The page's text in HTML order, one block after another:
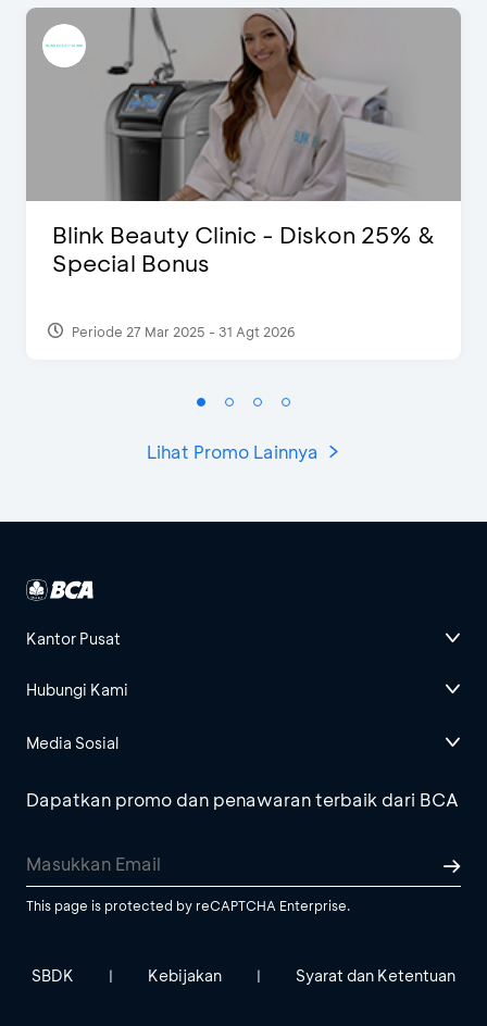
Blink Beauty Clinic - Diskon 25% &
Special Bonus
Periode 27 Mar 2025 - 31 Agt 2026
Lihat Promo Lainnya
Kantor Pusat
Hubungi Kami
Media Sosial
Dapatkan promo dan penawaran terbaik dari BCA
This page is protected by reCAPTCHA Enterprise.
SBDK | Kebijakan | Syarat dan Ketentuan